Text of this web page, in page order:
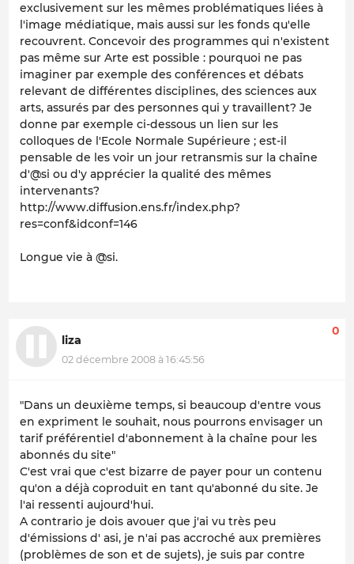
exclusivement sur les mêmes problématiques liées à
l'image médiatique, mais aussi sur les fonds qu'elle
recouvrent. Concevoir des programmes qui n'existent
pas même sur Arte est possible : pourquoi ne pas
imaginer par exemple des conférences et débats
relevant de différentes disciplines, des sciences aux
arts, assurés par des personnes qui y travaillent? Je
donne par exemple ci-dessous un lien sur les
colloques de l'Ecole Normale Supérieure ; est-il
pensable de les voir un jour retransmis sur la chaîne
d'@si ou d'y apprécier la qualité des mêmes
intervenants?
http://www.diffusion.ens.fr/index.php?
res=conf&idconf=146
Longue vie à @si.
liza
02 décembre 2008 à 16:45:56
0
"Dans un deuxième temps, si beaucoup d'entre vous
en expriment le souhait, nous pourrons envisager un
tarif préférentiel d'abonnement à la chaîne pour les
abonnés du site"
C'est vrai que c'est bizarre de payer pour un contenu
qu'on a déjà coproduit en tant qu'abonné du site. Je
l'ai ressenti aujourd'hui.
A contrario je dois avouer que j'ai vu très peu
d'émissions d' asi, je n'ai pas accroché aux premières
(problèmes de son et de sujets), je suis par contre